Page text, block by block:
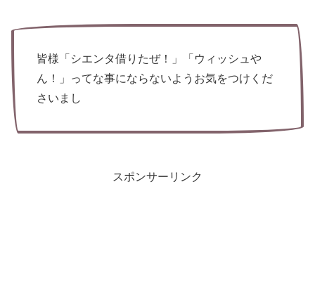
皆様「シエンタ借りたぜ！」「ウィッシュや
ん！」ってな事にならないようお気をつけくだ
さいまし
スポンサーリンク